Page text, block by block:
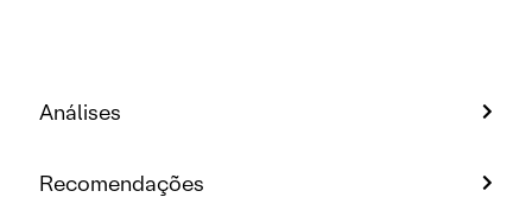
Análises
Recomendações